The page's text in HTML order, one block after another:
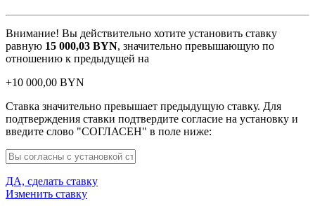
Внимание! Вы действительно хотите установить ставку
равную 15 000,03 BYN, значительно превышающую по
отношению к предыдущей на
+10 000,00 BYN
Ставка значительно превышает предыдущую ставку. Для
подтверждения ставки подтвердите согласие на установку и
введите слово "СОГЛАСЕН" в поле ниже:
ДА, сделать ставку
Изменить ставку